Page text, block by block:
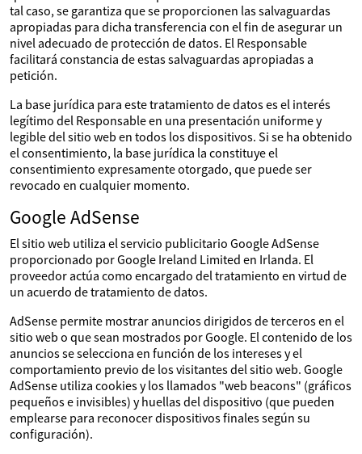
tal caso, se garantiza que se proporcionen las salvaguardas
apropiadas para dicha transferencia con el fin de asegurar un
nivel adecuado de protección de datos. El Responsable
facilitará constancia de estas salvaguardas apropiadas a
petición.
La base jurídica para este tratamiento de datos es el interés
legítimo del Responsable en una presentación uniforme y
legible del sitio web en todos los dispositivos. Si se ha obtenido
el consentimiento, la base jurídica la constituye el
consentimiento expresamente otorgado, que puede ser
revocado en cualquier momento.
Google AdSense
El sitio web utiliza el servicio publicitario Google AdSense
proporcionado por Google Ireland Limited en Irlanda. El
proveedor actúa como encargado del tratamiento en virtud de
un acuerdo de tratamiento de datos.
AdSense permite mostrar anuncios dirigidos de terceros en el
sitio web o que sean mostrados por Google. El contenido de los
anuncios se selecciona en función de los intereses y el
comportamiento previo de los visitantes del sitio web. Google
AdSense utiliza cookies y los llamados "web beacons" (gráficos
pequeños e invisibles) y huellas del dispositivo (que pueden
emplearse para reconocer dispositivos finales según su
configuración).